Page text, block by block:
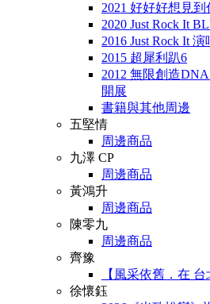
2021 好好好想見到
2020 Just Rock It
2016 Just Rock It 演
2015 超犀利趴6
2012 無限創造
開展
書籍與其他周邊
五堅情
周邊商品
九澤 CP
周邊商品
黃鴻升
周邊商品
陳零九
周邊商品
齊豫
【風采依舊．在
徐懷鈺